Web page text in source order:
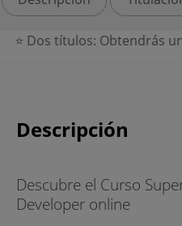
un diploma de
Descripción
Descubre el Curso
Developer online